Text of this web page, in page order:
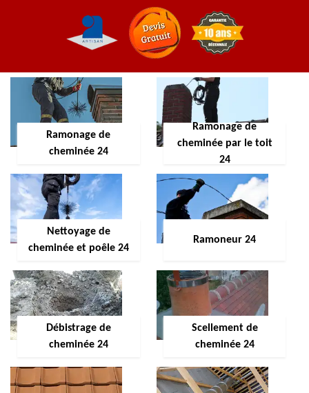
Ramonage de
cheminée 24
Ramonage de
cheminée par le toit
24
Nettoyage de
cheminée et poêle 24
Ramoneur 24
Débistrage de
cheminée 24
Scellement de
cheminée 24